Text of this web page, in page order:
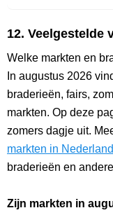
12. Veelgestelde
Welke markten en
In augustus 2026
braderieën, fairs,
markten. Op deze
zomers dagje uit.
markten in Nederland
braderieën en
Zijn markten in